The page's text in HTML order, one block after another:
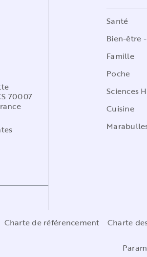
70007
Santé
Bien-être
Famille
Poche
Sciences
Cuisine
Charte de référencement Charte